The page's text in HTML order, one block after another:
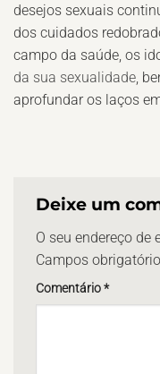
desejos sexuais
dos cuidados
campo da saúde, os
da sua sexualidade ,
aprofundar os laços
Deixe um
O seu endereço
Campos
Comentário*